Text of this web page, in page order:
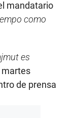
mandatario
como
es
martes
de prensa